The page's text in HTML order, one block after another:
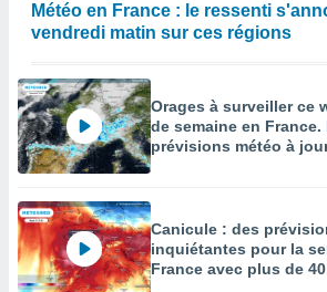
Météo en France : le ressenti
vendredi matin sur ces régions
Orages à surveiller ce
de semaine en France.
prévisions météo à
Canicule : des
inquiétantes pour la
France avec plus de